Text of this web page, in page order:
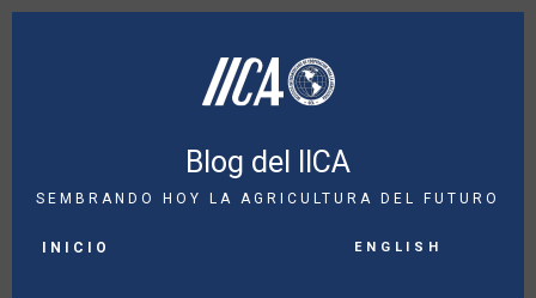
Pasar
Blog del IICA
SEMBRANDO HOY LA AGRICULTURA DEL FUTURO
NAVIGATION
INICIO English